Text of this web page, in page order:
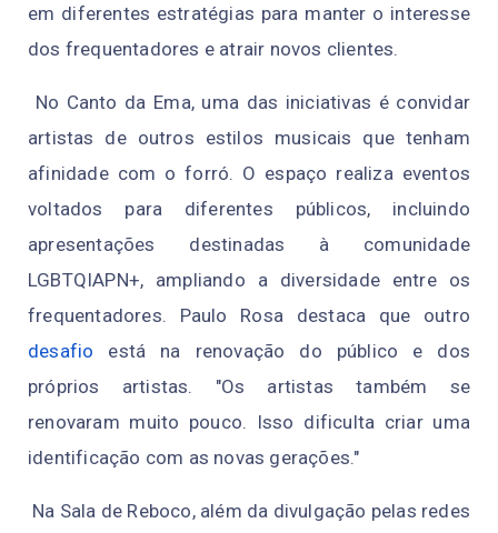
em diferentes estratégias para manter o interesse
dos frequentadores e atrair novos clientes.
No Canto da Ema, uma das iniciativas é convidar
artistas de outros estilos musicais que tenham
afinidade com o forró. O espaço realiza eventos
voltados para diferentes públicos, incluindo
apresentações destinadas à comunidade
LGBTQIAPN+, ampliando a diversidade entre os
frequentadores. Paulo Rosa destaca que outro
desafio está na renovação do público e dos
próprios artistas. "Os artistas também se
renovaram muito pouco. Isso dificulta criar uma
identificação com as novas gerações."
Na Sala de Reboco, além da divulgação pelas redes